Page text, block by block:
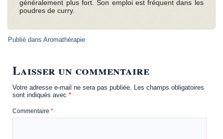
généralement plus fort. Son emploi est fréquent dans les
poudres de curry.
Publié dans Aromathérapie
Laisser un commentaire
Votre adresse e-mail ne sera pas publiée.
Les champs obligatoires
sont indiqués avec*
Commentaire*